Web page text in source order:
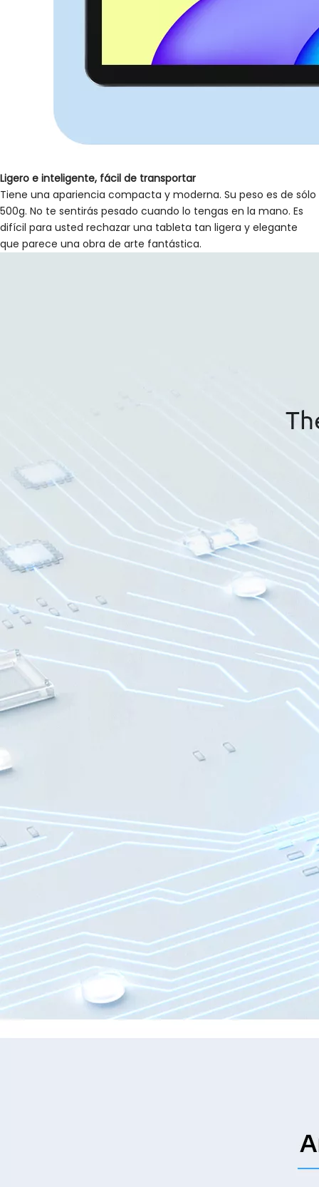
Ligero e inteligente, fácil de transportar
Tiene una apariencia compacta y moderna. Su peso es de sólo
500g. No te sentirás pesado cuando lo tengas en la mano. Es
difícil para usted rechazar una tableta tan ligera y elegante
que parece una obra de arte fantástica.